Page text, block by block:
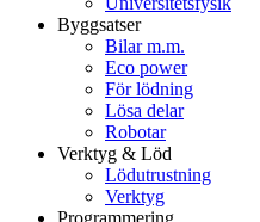
Byggsatser
Bilar m.m.
Eco power
För lödning
Lösa delar
Robotar
Verktyg & Löd
Lödutrustning
Verktyg
Programmering